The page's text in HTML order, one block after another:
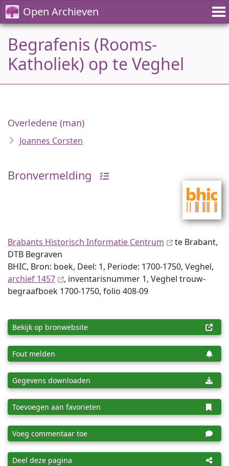
Open Archieven
Begrafenis (Rooms-
Katholiek) op te Veghel
Overledene (man)
Joannes Corsten
Bronvermelding
Brabants Historisch Informatie Centrum
te Brabant,
DTB Begraven
BHIC, Bron: boek, Deel: 1, Periode: 1700-1750, Veghel,
archief 1457
, inventaris­num­mer 1, Veghel trouw-
begraafboek 1700-1750, folio 408-09
Bekijk op bronwebsite
Fout melden
Gegevens downloaden
Toevoegen aan favorieten
Voeg commentaar toe
Deel deze pagina